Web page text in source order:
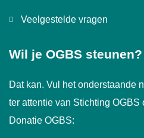
Veelgestelde vragen
Wil je OGBS steunen?
Dat kan. Vul het onderstaande
ter attentie van Stichting OGBS
Donatie OGBS: